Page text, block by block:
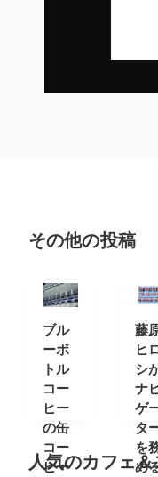
その他の投稿
ブル
ーボ
トル
コー
ヒー
の缶
コー
ヒー
藤
ヒ
シ
ナ
ゲ
タ
を
め
人気のカフェ